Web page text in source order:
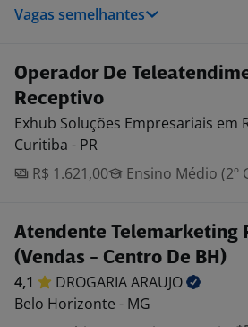
Vagas semelhantes
Operador De
Receptivo
Exhub Soluções Empresariais em
Curitiba - PR
R$ 1.621,00
Ensino Médio (2º
Atendente Telemarketing
(Vendas - Centro De BH)
4,1 DROGARIAARAUJO
Belo Horizonte - MG